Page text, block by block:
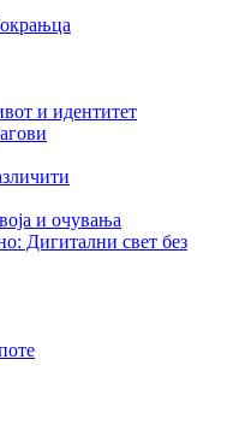
и идентитет
и очувања
Дигитални свет без